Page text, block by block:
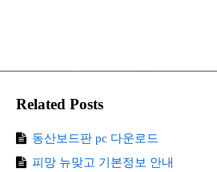
Related Posts
동산보드판 pc 다운로드
피망 뉴맞고 기본정보 안내